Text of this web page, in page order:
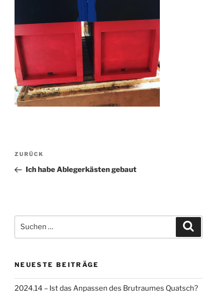
Beitragsnavigation
Vorheriger
Beitrag
ZURÜCK
Ich habe Ablegerkästen gebaut
nach:
NEUESTE BEITRÄGE
2024.14 – Ist das Anpassen des Brutraumes Quatsch?